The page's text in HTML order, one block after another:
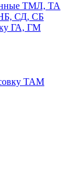
ТМЛ, ТА
СД, СБ
ГА, ГМ
ТАМ